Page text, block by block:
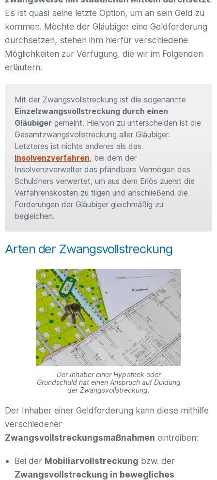
Es ist quasi seine letzte Option, um an sein Geld zu
kommen. Möchte der Gläubiger eine Geldforderung
durchsetzen, stehen ihm hierfür verschiedene
Möglichkeiten zur Verfügung, die wir im Folgenden
erläutern.
Mit der Zwangsvollstreckung ist die sogenannte
Einzelzwangsvollstreckung durch einen
Gläubiger gemeint. Hiervon zu unterscheiden ist die
Gesamtzwangsvollstreckung aller Gläubiger.
Letzteres ist nichts anderes als das
Insolvenzverfahren, bei dem der
Insolvenzverwalter das pfändbare Vermögen des
Schuldners verwertet, um aus dem Erlös zuerst die
Verfahrenskosten zu tilgen und anschließend die
Forderungen der Gläubiger gleichmäßig zu
begleichen.
Arten der Zwangsvollstreckung
Der Inhaber einer Hypothek oder
Grundschuld hat einen Anspruch auf Duldung
der Zwangsvollstreckung.
Der Inhaber einer Geldforderung kann diese mithilfe
verschiedener
Zwangsvollstreckungsmaßnahmen eintreiben:
Bei der Mobiliarvollstreckung bzw. der
Zwangsvollstreckung in bewegliches